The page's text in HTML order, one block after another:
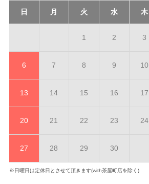
日 月 火 水 木
1 2 3
6 7 8 9 10
13 14 15 16 17
20 21 22 23 24
27 28 29 30
※日曜日は定休日とさせて頂きます(with茶屋町店を除く)